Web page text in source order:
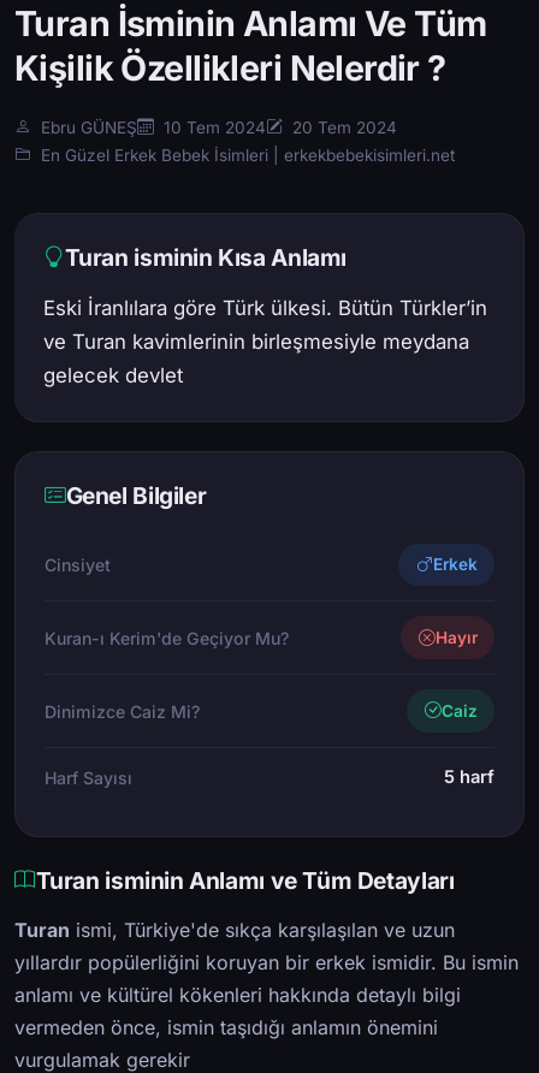
Turan İsminin Anlamı Ve Tüm
Kişilik Özellikleri Nelerdir ?
Ebru GÜNEŞ 10 Tem 2024
20 Tem 2024
En Güzel Erkek Bebek İsimleri | erkekbebekisimleri.net
Turan isminin Kısa Anlamı
Eski İranlılara göre Türk ülkesi. Bütün Türkler’in
ve Turan kavimlerinin birleşmesiyle meydana
gelecek devlet
Genel Bilgiler
Cinsiyet Erkek
Kuran-ı Kerim'de Geçiyor Mu? Hayır
Dinimizce Caiz Mi? Caiz
Harf Sayısı 5 harf
Turan isminin Anlamı ve Tüm Detayları
Turan ismi, Türkiye'de sıkça karşılaşılan ve uzun
yıllardır popülerliğini koruyan bir erkek ismidir. Bu ismin
anlamı ve kültürel kökenleri hakkında detaylı bilgi
vermeden önce, ismin taşıdığı anlamın önemini
vurgulamak gerekir